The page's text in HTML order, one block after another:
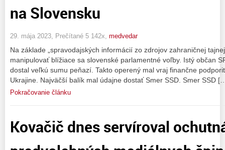
na Slovensku
29. mája 2023, Prečítané 5 142x, medvedar
Na základe „spravodajských informácií zo zdrojov zahraničnej
manipulovať blížiace sa slovenské parlamentné voľby. Istý občan
dostal veľkú sumu peňazí. Takto operený mal vraj finančne
Ukrajine. Najväčší balík mal údajne dostať Smer SSD. Smer SSD
Pokračovanie článku
Kovačič dnes servíroval